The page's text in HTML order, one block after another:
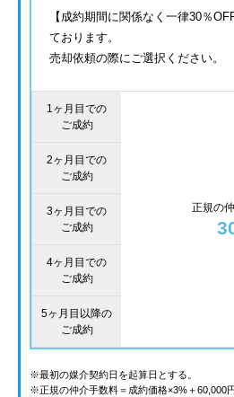
【成約期間に関係なく一律30％
ております。
売却依頼の際にご選択ください。
1ヶ月目での
ご成約
正規の
2ヶ月目での
ご成約
3ヶ月目での
ご成約
4ヶ月目での
ご成約
5ヶ月目以降の
ご成約
※最初の媒介契約日を起算日とする。
※正規の仲介手数料＝成約価格×3%＋60,000円